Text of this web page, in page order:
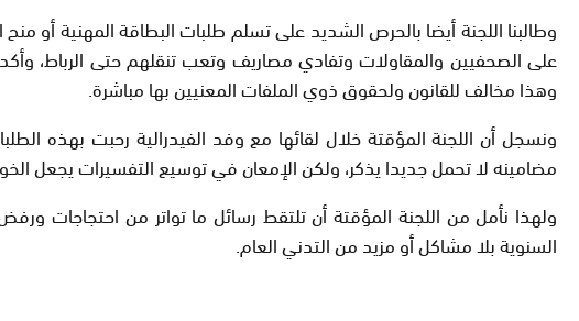
وطالبنا اللجنة أيضا بالحرص الشديد على تسلم طلبات البطاقة المهنية أو
على الصحفيين والمقاولات وتفادي مصاريف وتعب تنقلهم حتى الرباط،
وهذا مخالف للقانون ولحقوق ذوي الملفات المعنيين بها مباشرة.
ونسجل أن اللجنة المؤقتة خلال لقائها مع وفد الفيدرالية رحبت بهذه
مضامينه لا تحمل جديدا يذكر، ولكن الإمعان في توسيع التفسيرات يجعل
ولهذا نأمل من اللجنة المؤقتة أن تلتقط رسائل ما تواتر من احتجاجات
السنوية بلا مشاكل أو مزيد من التدني العام.